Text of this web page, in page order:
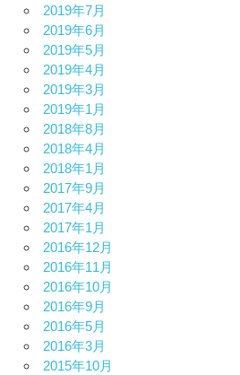
2019年7月
2019年6月
2019年5月
2019年4月
2019年3月
2019年1月
2018年8月
2018年4月
2018年1月
2017年9月
2017年4月
2017年1月
2016年12月
2016年11月
2016年10月
2016年9月
2016年5月
2016年3月
2015年10月